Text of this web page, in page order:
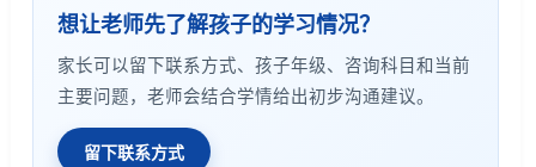
想让老师先了解孩子的学习情况？
家长可以留下联系方式、孩子年级、咨询科目和当前
主要问题，老师会结合学情给出初步沟通建议。
留下联系方式